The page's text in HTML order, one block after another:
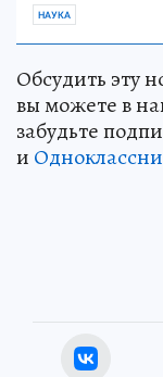
НАУКА
Обсудить эту
вы можете в
забудьте
и